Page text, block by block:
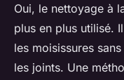
Oui, le nettoyage à
plus en plus utilisé.
les moisissures
les joints. Une